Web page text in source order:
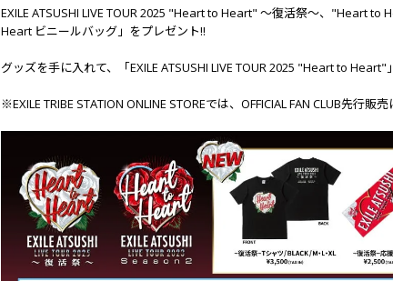
EXILE ATSUSHI LIVE TOUR 2025 "Heart to Heart" ～復活祭～、"Heart
Heart ビニールバッグ」をプレゼント!!
グッズを手に入れて、「EXILE ATSUSHI LIVE TOUR 2025 "Heart to
※EXILE TRIBE STATION ONLINE STOREでは、OFFICIAL FAN CLUB先行